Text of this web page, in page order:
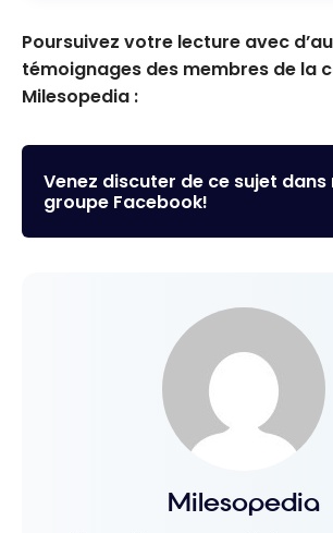
Poursuivez votre lecture avec
témoignages des membres de la
Milesopedia :
Venez discuter de ce sujet
groupe Facebook!
Milesopedia